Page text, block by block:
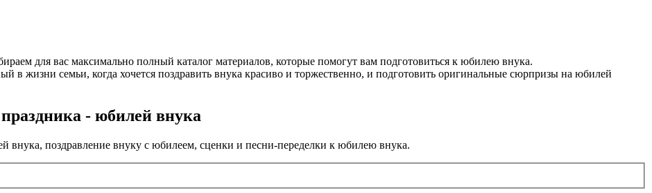
для вас максимально полный каталог материалов, которые помогут вам подготовиться к юбилею внука.
в жизни семьи, когда хочется поздравить внука красиво и торжественно, и подготовить оригинальные сюрпризы на юбилей
- юбилей внука
поздравление внуку с юбилеем, сценки и песни-переделки к юбилею внука.